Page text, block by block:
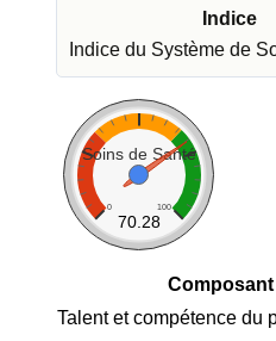
Indice
Indice du Système de
Soins de Santé
0 100
70.28
Talent et compétence du